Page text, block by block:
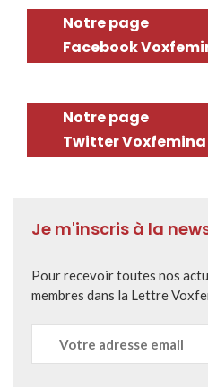
Notre page
Facebook
Notre page
Twitter Voxfemina
Je m'inscris à la
Pour recevoir toutes nos
membres dans la Lettre